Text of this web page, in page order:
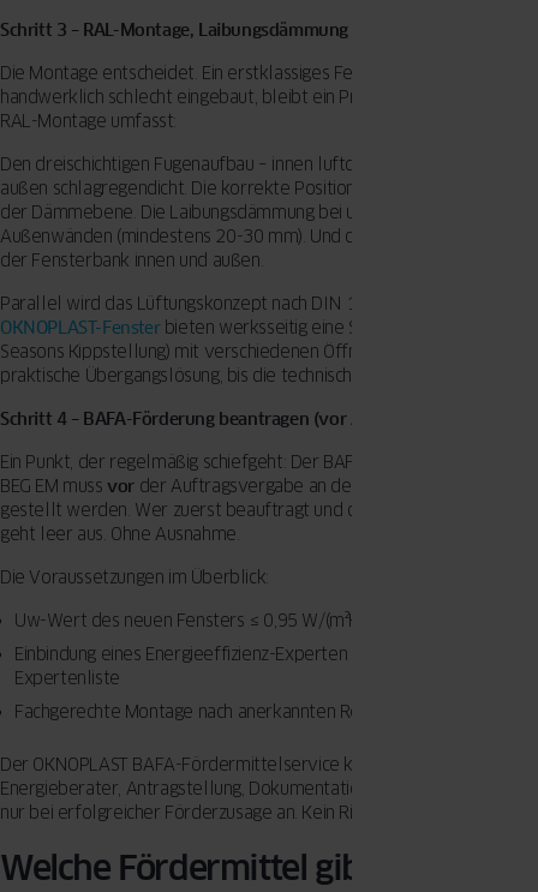
Schritt 3 – RAL-Montage, Laibungsdämmung und Lüftungskonzept
Die Montage entscheidet. Ein erstklassiges Fenstersystem,
handwerklich schlecht eingebaut, bleibt ein Problemfenster. Die
RAL-Montage umfasst:
Den dreischichtigen Fugenaufbau – innen luftdicht, mittig dämmend,
außen schlagregendicht. Die korrekte Positionierung des Fensters in
der Dämmebene. Die Laibungsdämmung bei ungedämmten
Außenwänden (mindestens 20-30 mm). Und die saubere Anpassung
der Fensterbank innen und außen.
Parallel wird das Lüftungskonzept nach DIN 1946-6 erstellt.
OKNOPLAST-Fensterbieten werksseitig eine Spaltlüftung (FOUR
Seasons Kippstellung) mit verschiedenen Öffnungswinkeln – eine
praktische Übergangslösung, bis die technische Lüftung steht.
Schritt 4 – BAFA-Förderung beantragen (vor Auftragsvergabe!)
Ein Punkt, der regelmäßig schiefgeht: Der BAFA-Förderantrag nach
BEG EM mussvor der Auftragsvergabe an den Handwerksbetrieb
gestellt werden. Wer zuerst beauftragt und dann den Antrag stellt,
geht leer aus. Ohne Ausnahme.
Die Voraussetzungen im Überblick:
Uw-Wert des neuen Fensters ≤ 0,95 W/(m²K)
Einbindung eines Energieeffizienz-Experten aus der Dena-
Expertenliste
Fachgerechte Montage nach anerkannten Regeln der Technik
Der OKNOPLAST BAFA-Fördermittelservice kümmert sich um alles:
Energieberater, Antragstellung, Dokumentation. Das Honorar fällt
nur bei erfolgreicher Förderzusage an. Kein Risiko für Sie.
Welche Fördermittel gibt es 2025